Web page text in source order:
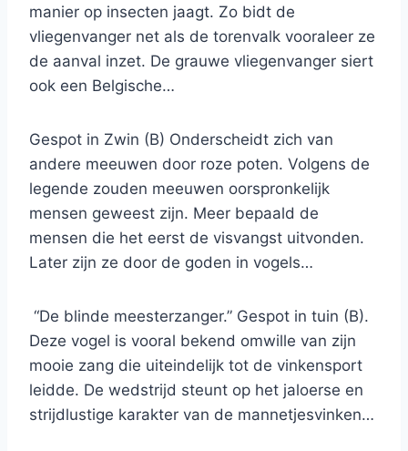
manier op insecten jaagt. Zo bidt de
vliegenvanger net als de torenvalk vooraleer ze
de aanval inzet. De grauwe vliegenvanger siert
ook een Belgische…
Gespot in Zwin (B) Onderscheidt zich van
andere meeuwen door roze poten. Volgens de
legende zouden meeuwen oorspronkelijk
mensen geweest zijn. Meer bepaald de
mensen die het eerst de visvangst uitvonden.
Later zijn ze door de goden in vogels…
“De blinde meesterzanger.” Gespot in tuin (B).
Deze vogel is vooral bekend omwille van zijn
mooie zang die uiteindelijk tot de vinkensport
leidde. De wedstrijd steunt op het jaloerse en
strijdlustige karakter van de mannetjesvinken…